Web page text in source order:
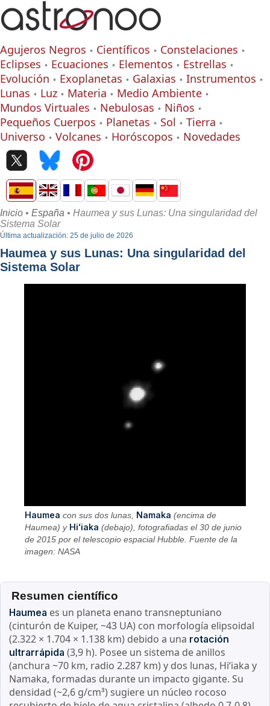
Agujeros Negros Científicos
Constelaciones
Eclipses
Ecuaciones Elementos
Estrellas
Evolución
Exoplanetas Galaxias
Instrumentos
Lunas
Luz Materia
Medio Ambiente
Mundos Virtuales
Nebulosas
Niños
Pequeños Cuerpos
Planetas Sol
Tierra
Universo
Volcanes Horóscopos Novedades
Inicio • España • Haumea y sus Lunas: Una singularidad del
Sistema Solar
Última actualización: 25 de julio de 2026
Haumea y sus Lunas: Una singularidad del
Sistema Solar
Haumea con sus dos lunas, Namaka (encima de
Haumea) y Hiʻiaka (debajo), fotografiadas el 30 de junio
de 2015 por el telescopio espacial Hubble. Fuente de la
imagen: NASA
Resumen científico
Haumea es un planeta enano transneptuniano
(cinturón de Kuiper, ~43 UA) con morfología elipsoidal
(2.322 × 1.704 × 1.138 km) debido a una rotación
ultrarrápida (3,9 h). Posee un sistema de anillos
(anchura ~70 km, radio 2.287 km) y dos lunas, Hiʻiaka y
Namaka, formadas durante un impacto gigante. Su
densidad (~2,6 g/cm³) sugiere un núcleo rocoso